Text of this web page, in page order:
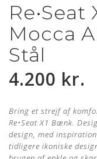
Gå
til
starten
af
billedgalleriet
Re•Seat
Mocca
Stål
4.200 kr.
Bring et strejf af
Re•Seat X1 Bænk.
design, med
tidligere ikoniske